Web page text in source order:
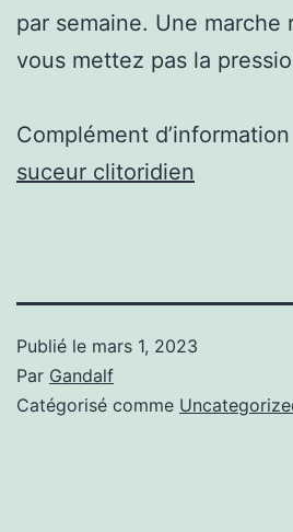
par semaine. Une marche
vous mettez pas la
Complément
suceur clitoridien
Publié le mars 1, 2023
Par Gandalf
Catégorisé comme